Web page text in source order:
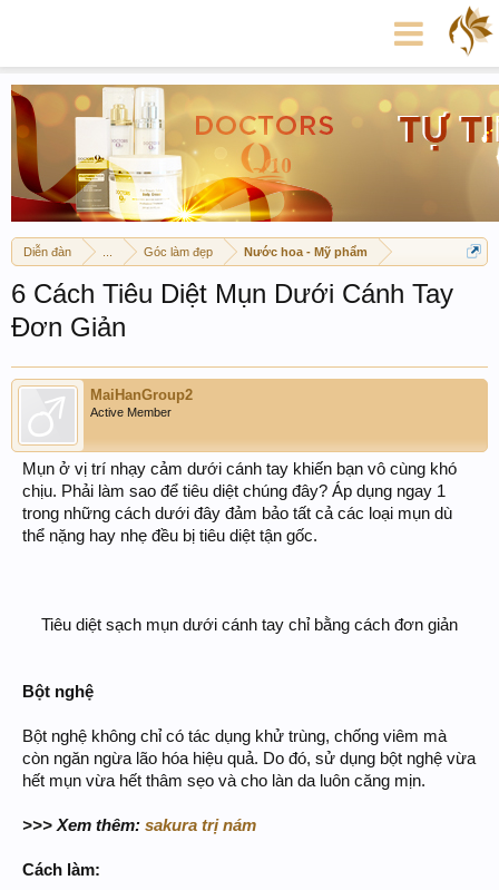
Diễn đàn Góc làm đẹp Nước hoa - Mỹ phẩm
6 Cách Tiêu Diệt Mụn Dưới Cánh Tay
Đơn Giản
MaiHanGroup2
Active Member
Mụn ở vị trí nhạy cảm dưới cánh tay khiến bạn vô cùng khó
chịu. Phải làm sao để tiêu diệt chúng đây? Áp dụng ngay 1
trong những cách dưới đây đảm bảo tất cả các loại mụn dù
thể nặng hay nhẹ đều bị tiêu diệt tận gốc.
Tiêu diệt sạch mụn dưới cánh tay chỉ bằng cách đơn giản​
Bột nghệ
Bột nghệ không chỉ có tác dụng khử trùng, chống viêm mà
còn ngăn ngừa lão hóa hiệu quả. Do đó, sử dụng bột nghệ vừa
hết mụn vừa hết thâm sẹo và cho làn da luôn căng mịn.
>>> Xem thêm: sakura trị nám
Cách làm: